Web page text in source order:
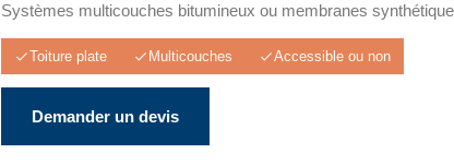
Systèmes multicouches bitumineux ou membranes
Toiture plate Multicouches Accessible ou non
Demander un devis